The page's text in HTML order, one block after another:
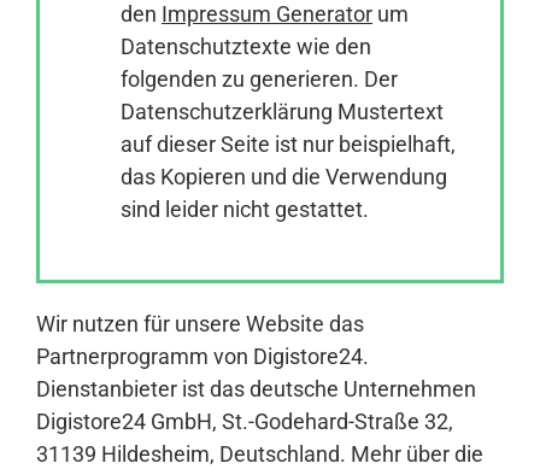
Anmelden
den Impressum Generator um
Datenschutztexte wie den
folgenden zu generieren. Der
Datenschutzerklärung Mustertext
auf dieser Seite ist nur beispielhaft,
das Kopieren und die Verwendung
sind leider nicht gestattet.
Wir nutzen für unsere Website das
Partnerprogramm von Digistore24.
Dienstanbieter ist das deutsche Unternehmen
Digistore24 GmbH, St.-Godehard-Straße 32,
31139 Hildesheim, Deutschland. Mehr über die